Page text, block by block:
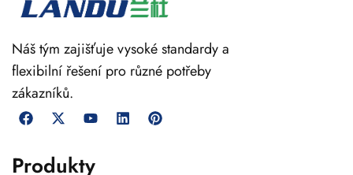
Náš tým zajišťuje vysoké standardy a
flexibilní řešení pro různé potřeby
zákazníků.
Produkty